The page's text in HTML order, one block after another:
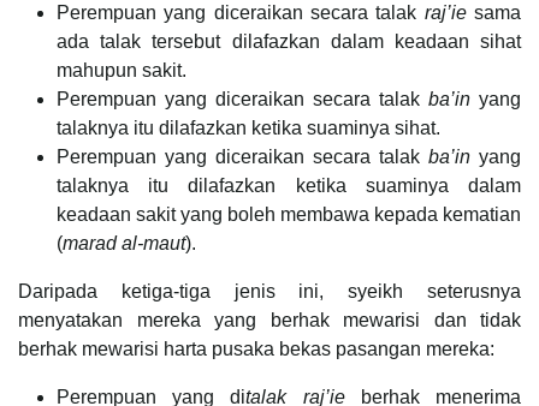
Perempuan yang diceraikan secara talak raj’iesama
ada talak tersebut dilafazkan dalam keadaan sihat
mahupun sakit.
Perempuan yang diceraikan secara talak ba’in yang
talaknya itu dilafazkan ketika suaminya sihat.
Perempuan yang diceraikan secara talak ba’in yang
talaknya itu dilafazkan ketika suaminya dalam
keadaan sakit yang boleh membawa kepada kematian
(marad al-maut).
Daripada ketiga-tiga jenis ini, syeikh seterusnya
menyatakan mereka yang berhak mewarisi dan tidak
berhak mewarisi harta pusaka bekas pasangan mereka:
Perempuan yang ditalak raj’ieberhak menerima